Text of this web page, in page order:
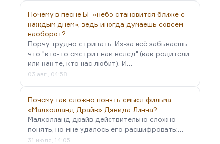
Почему в песне БГ «небо становится ближе с
каждым днем», ведь иногда думаешь совсем
наоборот?
Порчу трудно отрицать. Из-за неё забываешь,
что "кто-то смотрит нам вслед" (как родители
или как те, кто нас любит). И…
03 авг., 04:58
Почему так сложно понять смысл фильма
«Малхолланд Драйв» Дэвида Линча?
Малхолланд драйв действительно сложно
понять, но мне удалось его расшифровать:…
31 июля, 14:05